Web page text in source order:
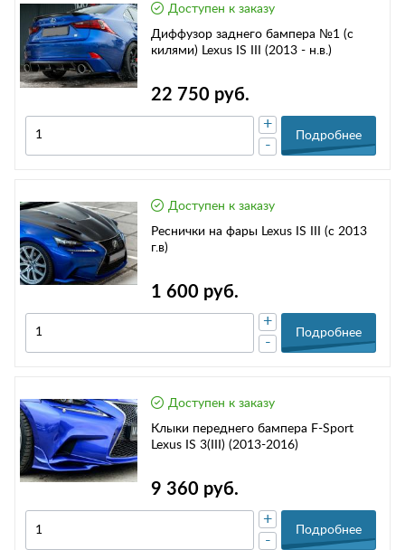
Доступен к заказу
Диффузор заднего бампера №1 (с
килями) Lexus IS III (2013 - н.в.)
22 750 руб.
-
+
Подробнее
Доступен к заказу
Реснички на фары Lexus IS III (с 2013
г.в)
1 600 руб.
-
+
Подробнее
Доступен к заказу
Клыки переднего бампера F-Sport
Lexus IS 3(III) (2013-2016)
9 360 руб.
-
+
Подробнее